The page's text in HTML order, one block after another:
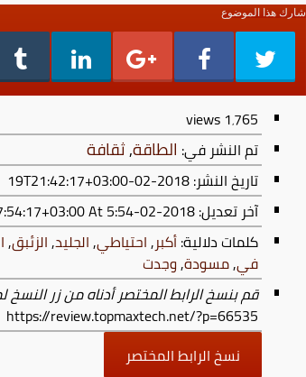
شارك هذا الموضوع
1٬765 views
تم النشر في: الطاقة,ثقافة
تاريخ النشر: 2018-02-19T21:42:17+03:00
آخر تعديل:2018-02-20T17:54:17+03:00
At 5:54 م
كلمات دلالية:أكبر,احتياطي,الجليد,الزئبق,
في,مسودة,وجدت
قم بنسخ الرابط المختصر أدناه من زر النسخ
https://review.topmaxtech.net/?p=66535
نسخ الرابط المختصر